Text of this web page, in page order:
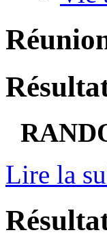
Lire la